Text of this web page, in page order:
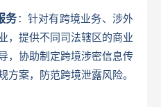
务：针对有跨境业务、涉外
，提供不同司法辖区的商业
，协助制定跨境涉密信息传
方案，防范跨境泄露风险。